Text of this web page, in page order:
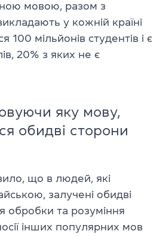
мовою, разом з
у кожній країні
100 мільйонів студентів і є
20% з яких не є
яку мову,
обидві сторони
що в людей, які
залучені обидві
обробки та розуміння
інших популярних мов